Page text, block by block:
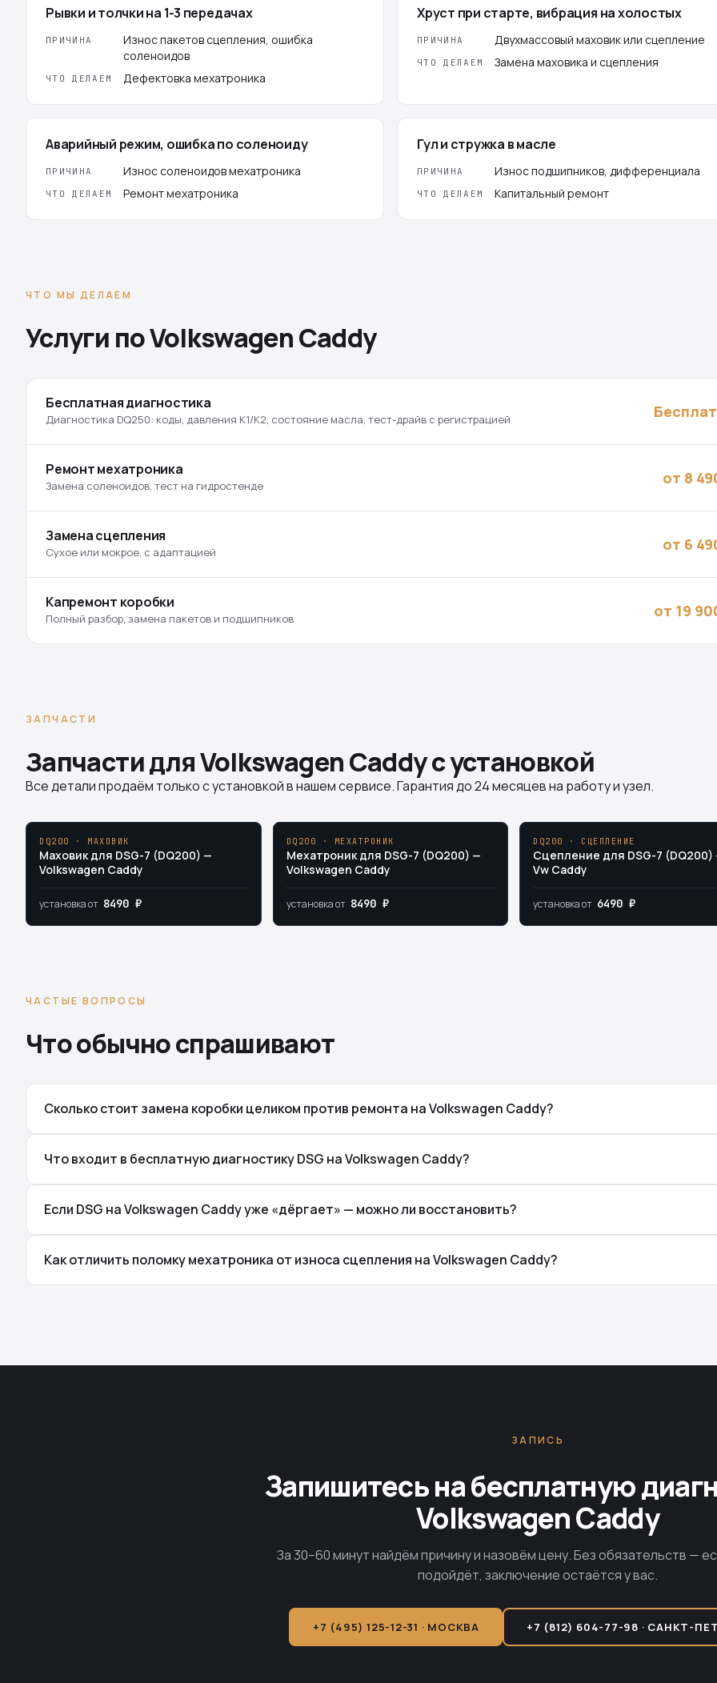
Рывки и толчки на 1-3 передачах
ПРИЧИНА
Износ пакетов сцепления, ошибка
соленоидов
ЧТО ДЕЛАЕМ Дефектовка мехатроника
Хруст при старте, вибрация на холостых
ПРИЧИНА Двухмассовый маховик или сцепление
ЧТО ДЕЛАЕМ Замена маховика и сцепления
Аварийный режим, ошибка по соленоиду
ПРИЧИНА Износ соленоидов мехатроника
ЧТО ДЕЛАЕМ Ремонт мехатроника
Гул и стружка в масле
ПРИЧИНА Износ подшипников, дифференциала
ЧТО ДЕЛАЕМ Капитальный ремонт
ЧТО МЫ ДЕЛАЕМ
Услуги по Volkswagen Caddy
Бесплатная диагностика
Диагностика DQ250: коды, давления K1/K2, состояние масла, тест-драйв с регистрацией
Ремонт мехатроника
Замена соленоидов, тест на гидростенде от 8
Замена сцепления
Сухое или мокрое, с адаптацией от 6
Капремонт коробки
Полный разбор, замена пакетов и подшипников от 19
ЗАПЧАСТИ
Запчасти для Volkswagen Caddy с установкой
Все детали продаём только с установкой в нашем сервисе. Гарантия до 24 месяцев на работу и узел.
DQ200 · МАХОВИК
Маховик для DSG-7 (DQ200) —
Volkswagen Caddy
установка от 8490 ₽
DQ200 · МЕХАТРОНИК
Мехатроник для DSG-7 (DQ200) —
Volkswagen Caddy
установка от 8490 ₽
DQ200 · СЦЕПЛЕНИЕ
Сцепление для DSG-7 (DQ200)
Vw Caddy
установка от 6490 ₽
ЧАСТЫЕ ВОПРОСЫ
Что обычно спрашивают
Сколько стоит замена коробки целиком против ремонта на Volkswagen Caddy?
Что входит в бесплатную диагностику DSG на Volkswagen Caddy?
Если DSG на Volkswagen Caddy уже «дёргает» — можно ли восстановить?
Как отличить поломку мехатроника от износа сцепления на Volkswagen Caddy?
ЗАПИСЬ
Запишитесь на бесплатную
Volkswagen Caddy
За 30–60 минут найдём причину и назовём цену. Без обязательств —
подойдёт, заключение остаётся у вас.
+7 (495) 125-12-31 · МОСКВА +7 (812) 604-77-98 · САНКТ-